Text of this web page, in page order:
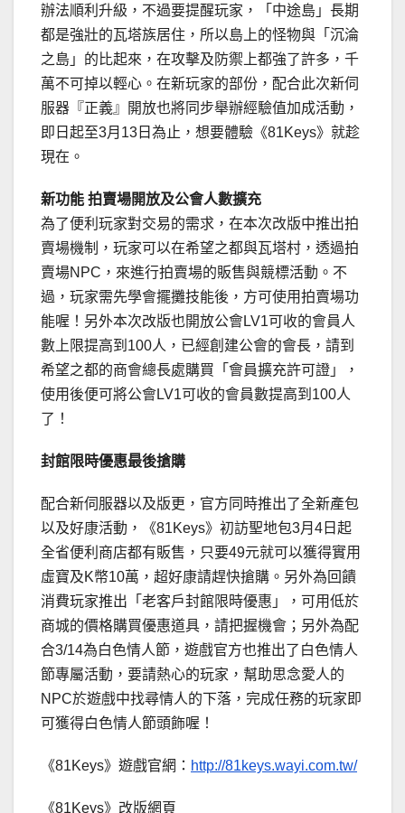
辦法順利升級，不過要提醒玩家，「中途島」長期
都是強壯的瓦塔族居住，所以島上的怪物與「沉淪
之島」的比起來，在攻擊及防禦上都強了許多，千
萬不可掉以輕心。在新玩家的部份，配合此次新伺
服器『正義』開放也將同步舉辦經驗值加成活動，
即日起至3月13日為止，想要體驗《81Keys》就趁
現在。
新功能 拍賣場開放及公會人數擴充
為了便利玩家對交易的需求，在本次改版中推出拍
賣場機制，玩家可以在希望之都與瓦塔村，透過拍
賣場NPC，來進行拍賣場的販售與競標活動。不
過，玩家需先學會擺攤技能後，方可使用拍賣場功
能喔！另外本次改版也開放公會LV1可收的會員人
數上限提高到100人，已經創建公會的會長，請到
希望之都的商會總長處購買「會員擴充許可證」，
使用後便可將公會LV1可收的會員數提高到100人
了！
封館限時優惠最後搶購
配合新伺服器以及版更，官方同時推出了全新產包
以及好康活動，《81Keys》初訪聖地包3月4日起
全省便利商店都有販售，只要49元就可以獲得實用
虛寶及K幣10萬，超好康請趕快搶購。另外為回饋
消費玩家推出「老客戶封館限時優惠」，可用低於
商城的價格購買優惠道具，請把握機會；另外為配
合3/14為白色情人節，遊戲官方也推出了白色情人
節專屬活動，要請熱心的玩家，幫助思念愛人的
NPC於遊戲中找尋情人的下落，完成任務的玩家即
可獲得白色情人節頭飾喔！
《81Keys》遊戲官網： http://81keys.wayi.com.tw/
《81Keys》改版網頁